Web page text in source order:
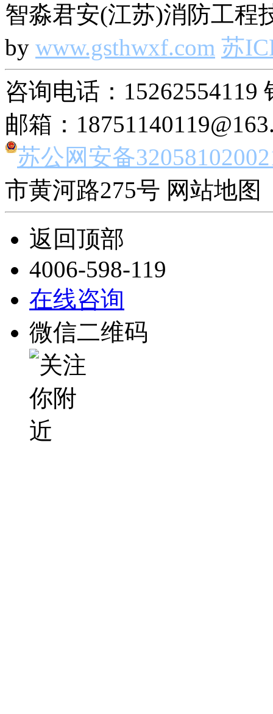
智淼君安(江苏)消防工程
by www.gsthwxf.com 苏
咨询电话：15262554119
邮箱：
苏公网安备
市黄河路275号 网站地图
返回顶部
4006-598-119
在线咨询
微信二维码